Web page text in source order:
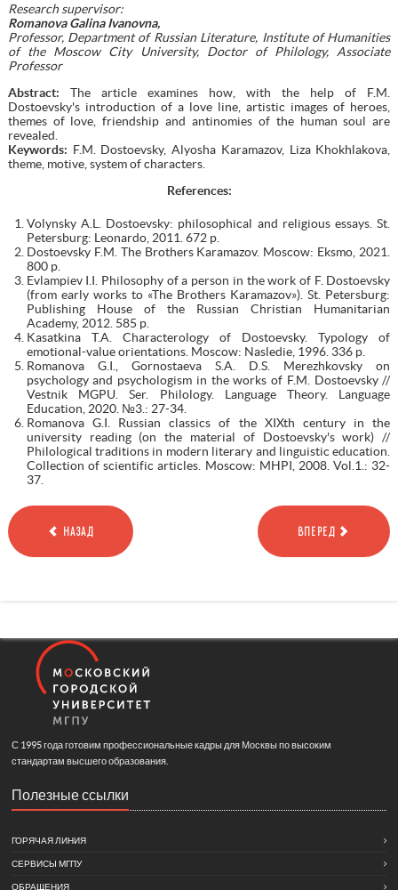
Research supervisor:
Romanova Galina Ivanovna,
Professor, Department of Russian Literature, Institute of Humanities
of the Moscow City University, Doctor of Philology, Associate
Professor
Abstract: The article examines how, with the help of F.M.
Dostoevsky's introduction of a love line, artistic images of heroes,
themes of love, friendship and antinomies of the human soul are
revealed.
Keywords: F.M. Dostoevsky, Alyosha Karamazov, Liza Khokhlakova,
theme, motive, system of characters.
References:
Volynsky A.L. Dostoevsky: philosophical and religious essays. St.
Petersburg: Leonardo, 2011. 672 p.
Dostoevsky F.M. The Brothers Karamazov. Moscow: Eksmo, 2021.
800 p.
Evlampiev I.I. Philosophy of a person in the work of F. Dostoevsky
(from early works to «The Brothers Karamazov»). St. Petersburg:
Publishing House of the Russian Christian Humanitarian
Academy, 2012. 585 p.
Kasatkina T.A. Characterology of Dostoevsky. Typology of
emotional-value orientations. Moscow: Nasledie, 1996. 336 p.
Romanova G.I., Gornostaeva S.A. D.S. Merezhkovsky on
psychology and psychologism in the works of F.M. Dostoevsky //
Vestnik MGPU. Ser. Philology. Language Theory. Language
Education, 2020. №3.: 27-34.
Romanova G.I. Russian classics of the XIXth century in the
university reading (on the material of Dostoevsky's work) //
Philological traditions in modern literary and linguistic education.
Collection of scientific articles. Moscow: MHPI, 2008. Vol.1.: 32-
37.
НАЗАД ВПЕРЕД
С 1995 года готовим профессиональные кадры для Москвы по высоким
стандартам высшего образования.
Полезные ссылки
ГОРЯЧАЯ ЛИНИЯ
СЕРВИСЫ МГПУ
ОБРАЩЕНИЯ